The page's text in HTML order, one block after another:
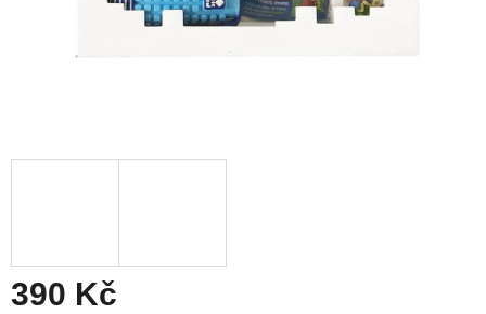
390 Kč